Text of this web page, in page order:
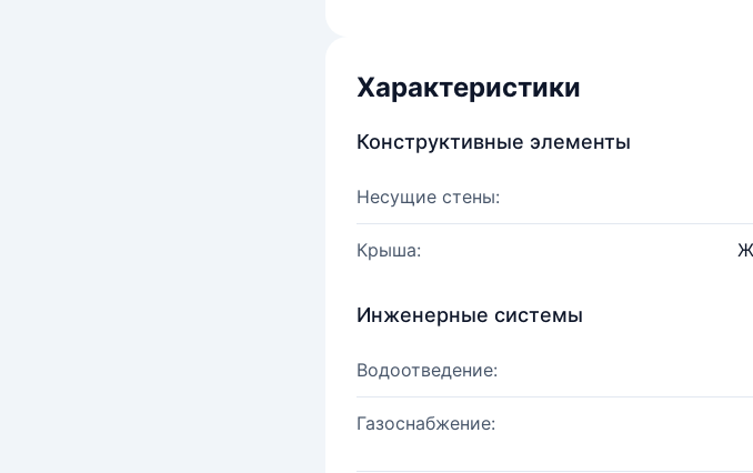
Характеристики
Конструктивные элементы
Несущие стены:
Крыша:
Инженерные системы
Водоотведение:
Газоснабжение: